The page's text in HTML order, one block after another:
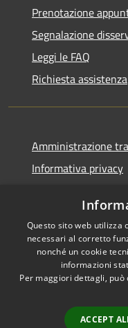
Prenotazione
Segnalazione
Leggi le FAQ
Richiesta assistenza
Amministrazione
Informativa privacy
Dichiarazione di
RSS
Questo sito web utilizza
necessari al corretto
nonché un cookie
informazioni
Per maggiori dettagli,
ACCEPT